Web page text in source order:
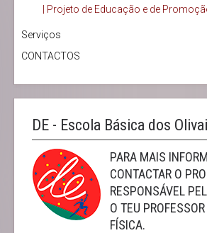
| Projeto de Educação e de
Serviços
CONTACTOS
DE - Escola Básica dos
PARA MAIS
CONTACTAR O
RESPONSÁVEL
O TEU
FÍSICA.